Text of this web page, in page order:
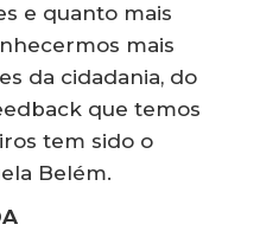
e quanto mais
mais
da cidadania, do
que temos
tem sido o
Belém.